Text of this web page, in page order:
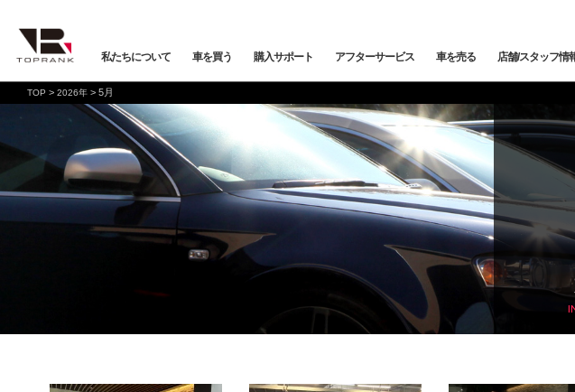
私たちについて 車を買う
車を買う
全ての在庫情報
バックオーダーシステム
オンライン商談
お取り寄せ商談
メーカーから探す
Mercedes-AMG
VOLKSWAGEN PORSCHE LAND
購入サポート
購入サポート
保証・購入プラン 下取査定
ローンシミュレーション
オートローン事前審査
アフターサービス
アフターサービス
車検・点検 メンテナンス
プロテクションフィルム 輸入車コーディング
車を売る 店舗/スタッフ情
店舗/スタッフ情報
会社概要
プライバシーポリシー
店舗お問い合わせ
トップランク本店 トップランク中央
インフォメーション
ニュース&メディア ご納車情報
TOP > 2026年> 5月